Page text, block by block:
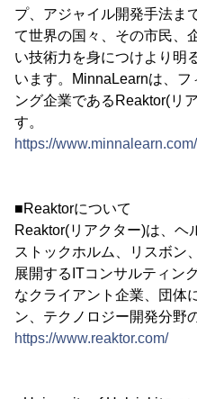
プ、アジャイル開発手法ま
て世界の国々、その市民、
い技術力を身につけより明
います。MinnaLearnは、フ
ング企業であるReaktor(リ
す。
https://www.minnalearn.com/
■Reaktorについて
Reaktor(リアクター)は、ヘ
ストックホルム、リスボン
展開するITコンサルティン
なクライアント企業、団体
ン、テクノロジー開発分野
https://www.reaktor.com/